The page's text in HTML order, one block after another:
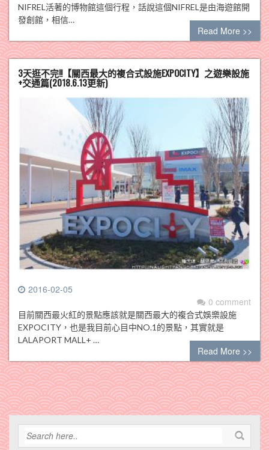
NIFREL活著的博物館這個行程，話說這個NIFREL是由海遊館開
發創館，相信…
Read More >>
3天逛不完!!【關西最大的複合式設施EXPOCITY】之遊樂設施
+交通篇(2018.6.13更新)
2016-02-05
0 comment
目前關西最火紅的景點應該就是關西最大的複合式娛樂設施
EXPOCITY，也是我目前心目中NO.1的景點，其實就是
LALAPORT MALL+ …
Read More >>